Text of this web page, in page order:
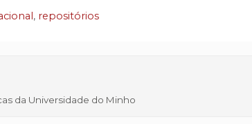
, repositórios
da Universidade do Minho